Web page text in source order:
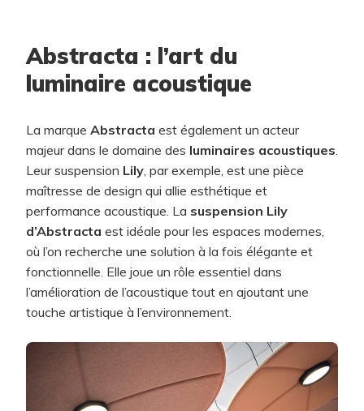
Abstracta : l’art du
luminaire acoustique
La marque Abstracta est également un acteur
majeur dans le domaine des luminaires acoustiques
Leur suspension Lily , par exemple, est une pièce
maîtresse de design qui allie esthétique et
performance acoustique. La suspension Lily
d’Abstracta est idéale pour les espaces modernes,
où l’on recherche une solution à la fois élégante et
fonctionnelle. Elle joue un rôle essentiel dans
l’amélioration de l’acoustique tout en ajoutant une
touche artistique à l’environnement.